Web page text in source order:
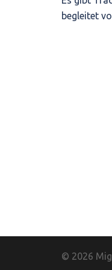
begleitet
© 2026